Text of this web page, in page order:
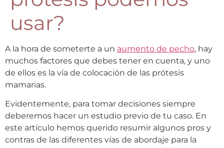
usar?
A la hora de someterte a un aumento de pecho, hay
muchos factores que debes tener en cuenta, y uno
de ellos es la vía de colocación de las prótesis
mamarias.
Evidentemente, para tomar decisiones siempre
deberemos hacer un estudio previo de tu caso. En
este artículo hemos querido resumir algunos pros y
contras de las diferentes vías de abordaje para la